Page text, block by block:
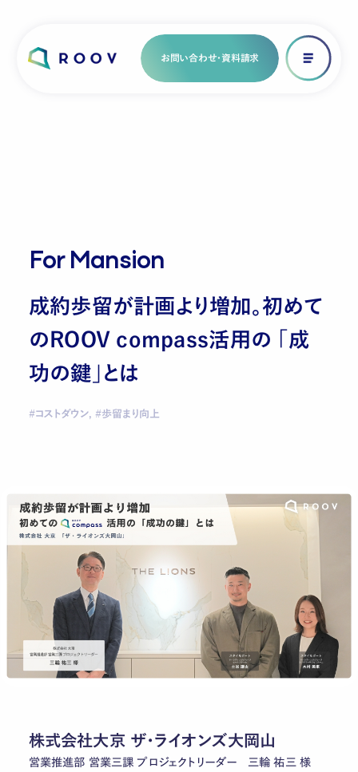
For Mansion
成約歩留が計画より増加。初めて
のROOV compass活用の 「成
功の鍵」とは
#コストダウン, #歩留まり向上
株式会社大京 ザ・ライオンズ大岡山
営業推進部 営業三課 プロジェクトリーダー 三輪 祐三 様
お問い合わせ・資料請求
最新情報